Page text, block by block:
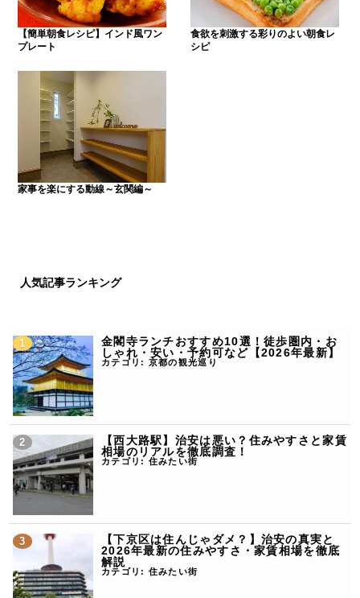
【簡単朝食レシピ】インド風ワン
プレート
食欲を刺激する彩りのよい朝食レ
シピ
家事を楽にする動線～玄関編～
人気記事ランキング
金閣寺ランチおすすめ10選！徒歩圏内・お
しゃれ・安い・予約可など【2026年最新】
カテゴリ: 京都の観光巡り
【西大路駅】治安は悪い？住みやすさと家賃
相場のリアルを徹底調査！
カテゴリ: 住みたい街
【下京区は住んじゃダメ？】治安の真実と
2026年最新の住みやすさ・家賃相場を徹底
解説
カテゴリ: 住みたい街